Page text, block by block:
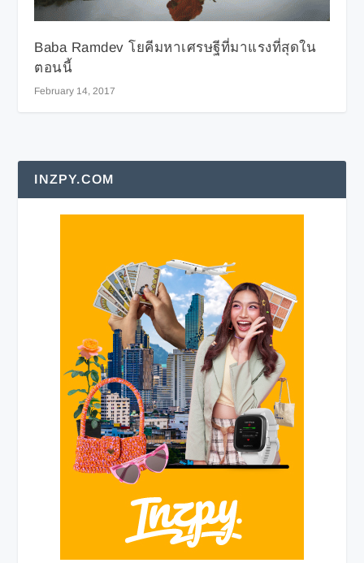
Baba Ramdev โยคีมหาเศรษฐีที่มาแรงที่สุดใน
ตอนนี้
February 14, 2017
INZPY.COM